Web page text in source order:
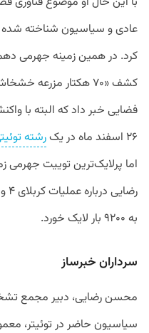
عادیو سیاسیون شناخته شده
کرد. درهمینزمینه جهرمی
کشف«۷۰هکتار مزرعه
فضایی خبر دادکه البته با
۲۶ اسفند ماه دریکرشته
اما پرلایکترین توییت جهرمی
رضایی دربارهعملیاتکربلای۴
به ۹۲۰۰ بار لایک خورد.
سردارانخبرساز
محسنرضایی، دبیر مجمع
سیاسیون حاضر در توئیتر،